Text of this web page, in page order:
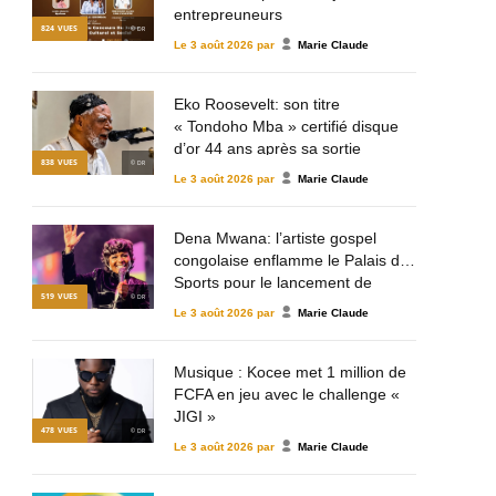
824 VUES © DR
entrepreuneurs
Le 3 août 2026 par Marie Claude
838 VUES © DR
Eko Roosevelt: son titre
« Tondoho Mba » certifié disque
d’or 44 ans après sa sortie
Le 3 août 2026 par Marie Claude
519 VUES © DR
Dena Mwana: l’artiste gospel
congolaise enflamme le Palais des
Sports pour le lancement de
Mulema Gospel Talent
Le 3 août 2026 par Marie Claude
478 VUES © DR
Musique : Kocee met 1 million de
FCFA en jeu avec le challenge «
JIGI »
Le 3 août 2026 par Marie Claude